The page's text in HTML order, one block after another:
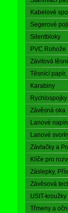
Kabelové
Segerové
Silentbloky
PVC Rohože
Závitová
Těsnící papír,
Karabiny
Závěsná oka
Lanové
Lanové
Závlačky a
Klíče pro
Záslepky,
Závěsová
USIT-kroužky
Třmeny a